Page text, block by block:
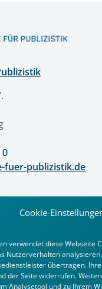
Cookie-
verwendet diese Webseite
Nutzerverhalten
übertragen.
der Seite widerrufen.
Analysetool und zu Ihrem
0
fuer-publizistik.de